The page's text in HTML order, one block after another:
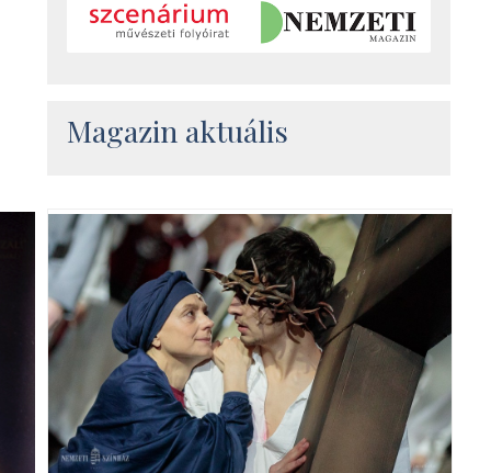
Magazin aktuális